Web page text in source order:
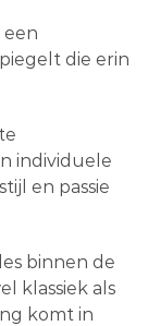
die erin
individuele
en passie
binnen de
klassiek als
komt in